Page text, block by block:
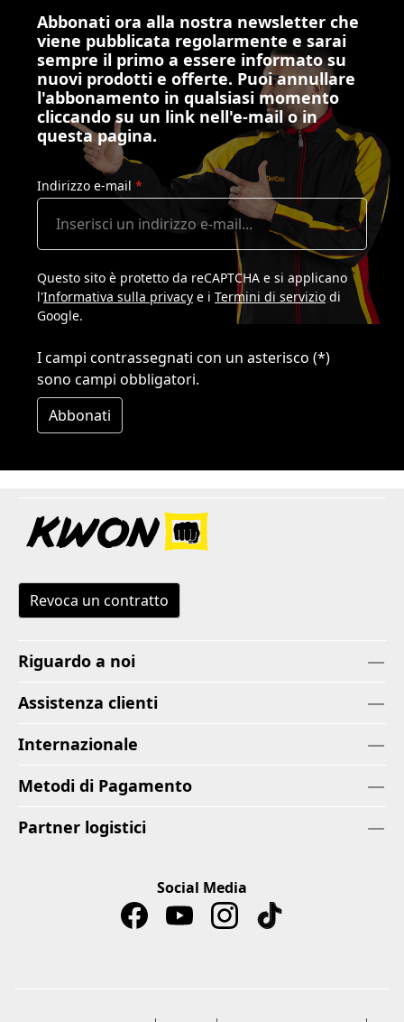
Abbonati ora alla nostra newsletter che
viene pubblicata regolarmente e sarai
sempre il primo a essere informato su
nuovi prodotti e offerte. Puoi annullare
l'abbonamento in qualsiasi momento
cliccando su un link nell'e-mail o in
questa pagina.
Indirizzo e-mail *
Questo sito è protetto da reCAPTCHA e si applicano
l'Informativa sulla privacy e i Termini di servizio di
Google.
I campi contrassegnati con un asterisco (*)
sono campi obbligatori.
Abbonati
Revoca un contratto
Riguardo a noi
Assistenza clienti
Internazionale
Metodi di Pagamento
Partner logistici
Social Media